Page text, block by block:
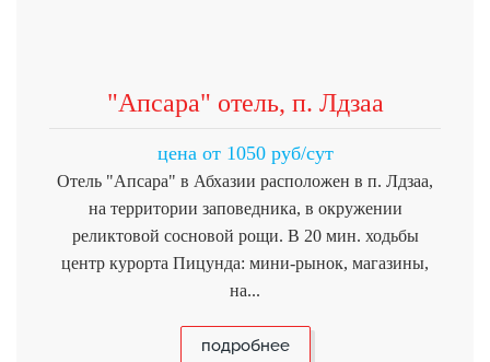
"Апсара" отель, п. Лдзаа
цена от 1050 руб/сут
Отель "Апсара" в Абхазии расположен в п. Лдзаа,
на территории заповедника, в окружении
реликтовой сосновой рощи. В 20 мин. ходьбы
центр курорта Пицунда: мини-рынок, магазины,
на...
подробнее